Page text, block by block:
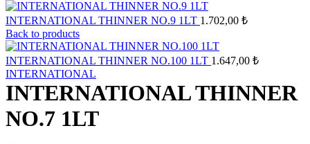
INTERNATIONAL THINNER NO.9 1LT 1.702,00 ₺
Back to products
INTERNATIONAL THINNER NO.100 1LT 1.647,00 ₺
INTERNATIONAL
INTERNATIONAL THINNER
NO.7 1LT